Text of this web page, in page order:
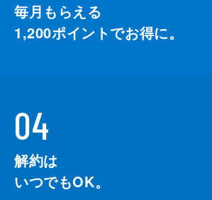
毎月もらえる
1,200ポイントでお得に。
04
解約は
いつでもOK。